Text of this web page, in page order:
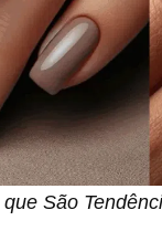
São